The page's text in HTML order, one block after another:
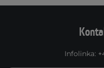
Infolinka: